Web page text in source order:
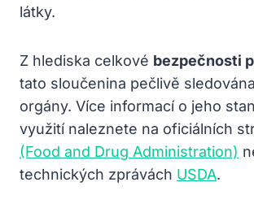
látky.
Z hlediska celkové bezpečnosti
tato sloučenina pečlivě
orgány. Více informací o jeho
využití naleznete na oficiálních
(Food and Drug Administration)
technických zprávách USDA.